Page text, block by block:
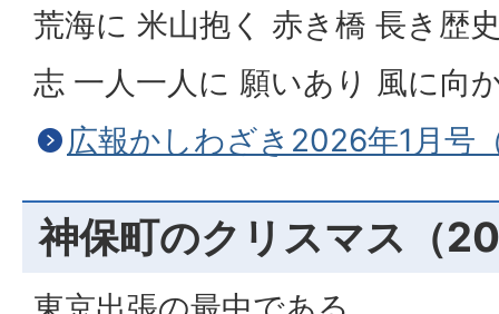
荒海に 米山抱く 赤き橋 長き歴
志 一人一人に 願いあり 風に向
広報かしわざき2026年1月号
神保町のクリスマス（